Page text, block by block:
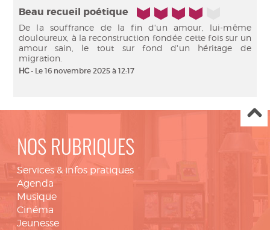
Beau recueil poétique 4/5
De la souffrance de la fin d'un amour, lui-même
douloureux, à la reconstruction fondée cette fois sur un
amour sain, le tout sur fond d'un héritage de
migration.
HC- Le 16 novembre 2025 à 12:17
NOS RUBRIQUES
Services & infos pratiques
Agenda
Musique
Cinéma
Jeunesse